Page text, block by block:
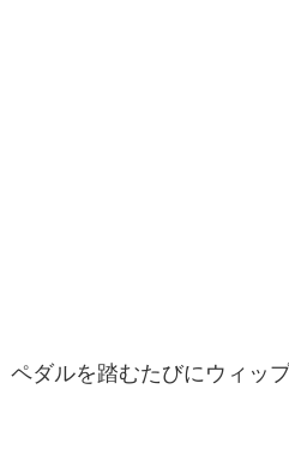
ダルを踏むたびにウィッ